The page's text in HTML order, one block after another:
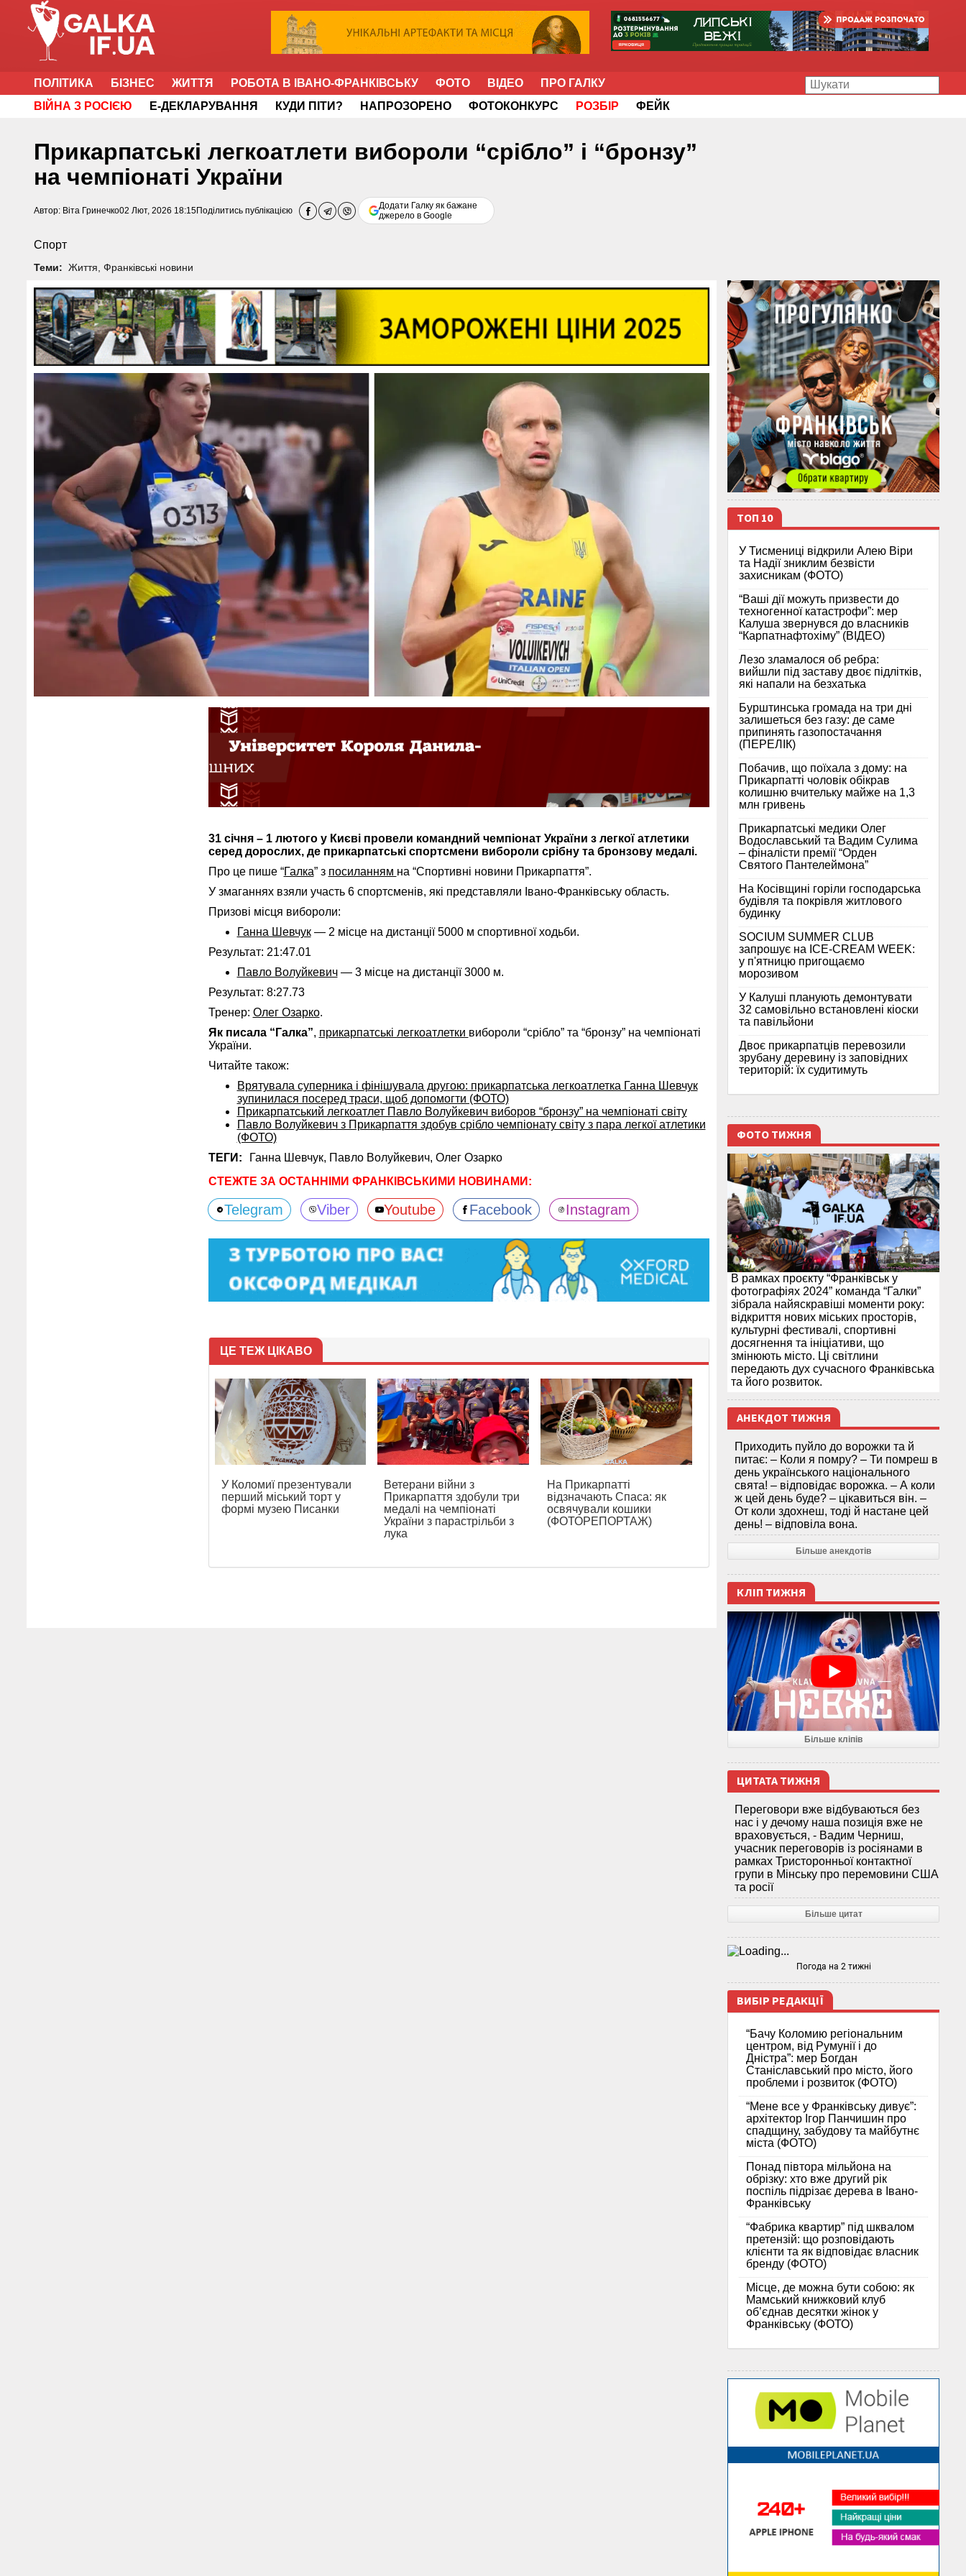
ПОЛІТИКА БІЗНЕС ЖИТТЯ РОБОТА В ІВАНО-ФРАНКІВСЬКУ ФОТО ВІДЕО
ПРО ГАЛКУ
ВІЙНА З РОСІЄЮ
Е-ДЕКЛАРУВАННЯ КУДИ ПІТИ? НАПРОЗОРЕНО ФОТОКОНКУРС РОЗБІР ФЕЙК
Прикарпатські легкоатлети вибороли “срібло” і “бронзу”
на чемпіонаті України
Автор: Віта Гринечко02 Лют, 2026 18:15Поділитись публікацією
Додати Галку як бажане
джерело в Google
Спорт
Теми: Життя Франківські новини
31 січня – 1 лютого у Києві провели командний чемпіонат України з легкої атлетики
серед дорослих, де прикарпатські спортсмени вибороли срібну та бронзову медалі.
Про це пише “Галка” з посиланням на “Спортивні новини Прикарпаття”.
У змаганнях взяли участь 6 спортсменів, які представляли Івано-Франківську область.
Призові місця вибороли:
Ганна Шевчук— 2 місце на дистанції 5000 м спортивної ходьби.
Результат: 21:47.01
Павло Волуйкевич— 3 місце на дистанції 3000 м.
Результат: 8:27.73
Тренер: Олег Озарко.
Як писала “Галка”, прикарпатські легкоатлетки вибороли “срібло” та “бронзу” на чемпіонаті
України.
Читайте також:
Врятувала суперника і фінішувала другою: прикарпатська легкоатлетка Ганна Шевчук
зупинилася посеред траси, щоб допомогти (ФОТО)
Прикарпатський легкоатлет Павло Волуйкевич виборов “бронзу” на чемпіонаті світу
Павло Волуйкевич з Прикарпаття здобув срібло чемпіонату світу з пара легкої атлетики
(ФОТО)
ТЕГИ:
Ганна Шевчук, Павло Волуйкевич, Олег Озарко
СТЕЖТЕ ЗА ОСТАННІМИ ФРАНКІВСЬКИМИ НОВИНАМИ:
Telegram Viber Youtube Facebook Instagram
ЦЕ ТЕЖ ЦІКАВО
У Коломиї презентували
перший міський торт у
формі музею Писанки
Ветерани війни з
Прикарпаття здобули три
медалі на чемпіонаті
України з парастрільби з
лука
На Прикарпатті
відзначають Спаса: як
освячували кошики
(ФОТОРЕПОРТАЖ)
ТОП 10
У Тисмениці відкрили Алею Віри
та Надії зниклим безвісти
захисникам (ФОТО)
“Ваші дії можуть призвести до
техногенної катастрофи”: мер
Калуша звернувся до власників
“Карпатнафтохіму” (ВІДЕО)
Лезо зламалося об ребра:
вийшли під заставу двоє підлітків,
які напали на безхатька
Бурштинська громада на три дні
залишеться без газу: де саме
припинять газопостачання
(ПЕРЕЛІК)
Побачив, що поїхала з дому: на
Прикарпатті чоловік обікрав
колишню вчительку майже на 1,3
млн гривень
Прикарпатські медики Олег
Водославський та Вадим Сулима
– фіналісти премії “Орден
Святого Пантелеймона”
На Косівщині горіли господарська
будівля та покрівля житлового
будинку
SOCIUM SUMMER CLUB
запрошує на ICE-CREAM WEEK:
у п'ятницю пригощаємо
морозивом
У Калуші планують демонтувати
32 самовільно встановлені кіоски
та павільйони
Двоє прикарпатців перевозили
зрубану деревину із заповідних
територій: їх судитимуть
ФОТО ТИЖНЯ
В рамках проєкту “Франківськ у
фотографіях 2024” команда “Галки”
зібрала найяскравіші моменти року:
відкриття нових міських просторів,
культурні фестивалі, спортивні
досягнення та ініціативи, що
змінюють місто. Ці світлини
передають дух сучасного Франківська
та його розвиток.
АНЕКДОТ ТИЖНЯ
Приходить пуйло до ворожки та й
питає: – Коли я помру? – Ти помреш в
день українського національного
свята! – відповідає ворожка. – А коли
ж цей день буде? – цікавиться він. –
От коли здохнеш, тоді й настане цей
день! – відповіла вона.
Більше анекдотів
КЛІП ТИЖНЯ
Більше кліпів
ЦИТАТА ТИЖНЯ
Переговори вже відбуваються без
нас і у дечому наша позиція вже не
враховується, - Вадим Черниш,
учасник переговорів із росіянами в
рамках Тристоронньої контактної
групи в Мінську про перемовини США
та росії
Більше цитат
Погода на 2 тижні
ВИБІР РЕДАКЦІЇ
“Бачу Коломию регіональним
центром, від Румунії і до
Дністра”: мер Богдан
Станіславський про місто, його
проблеми і розвиток (ФОТО)
“Мене все у Франківську дивує”:
архітектор Ігор Панчишин про
спадщину, забудову та майбутнє
міста (ФОТО)
Понад півтора мільйона на
обрізку: хто вже другий рік
поспіль підрізає дерева в Івано-
Франківську
“Фабрика квартир” під шквалом
претензій: що розповідають
клієнти та як відповідає власник
бренду (ФОТО)
Місце, де можна бути собою: як
Мамський книжковий клуб
об’єднав десятки жінок у
Франківську (ФОТО)